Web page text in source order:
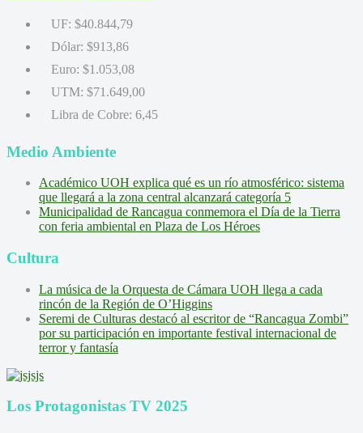
UF: $40.844,79
Dólar: $913,86
Euro: $1.053,08
UTM: $71.649,00
Libra de Cobre: 6,45
Medio Ambiente
Académico UOH explica qué es un río atmosférico: sistema
que llegará a la zona central alcanzará categoría 5
Municipalidad de Rancagua conmemora el Día de la Tierra
con feria ambiental en Plaza de Los Héroes
Cultura
La música de la Orquesta de Cámara UOH llega a cada
rincón de la Región de O’Higgins
Seremi de Culturas destacó al escritor de “Rancagua Zombi”
por su participación en importante festival internacional de
terror y fantasía
Los Protagonistas TV 2025